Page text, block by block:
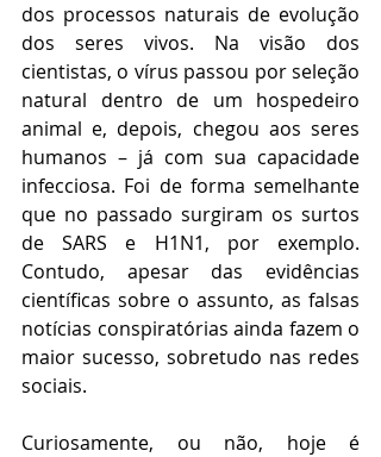
dos processos naturais de evolução
dos seres vivos. Na visão dos
cientistas, o vírus passou por seleção
natural dentro de um hospedeiro
animal e, depois, chegou aos seres
humanos – já com sua capacidade
infecciosa. Foi de forma semelhante
que no passado surgiram os surtos
de SARS e H1N1, por exemplo.
Contudo, apesar das evidências
científicas sobre o assunto, as falsas
notícias conspiratórias ainda fazem o
maior sucesso, sobretudo nas redes
sociais.
Curiosamente, ou não, hoje é